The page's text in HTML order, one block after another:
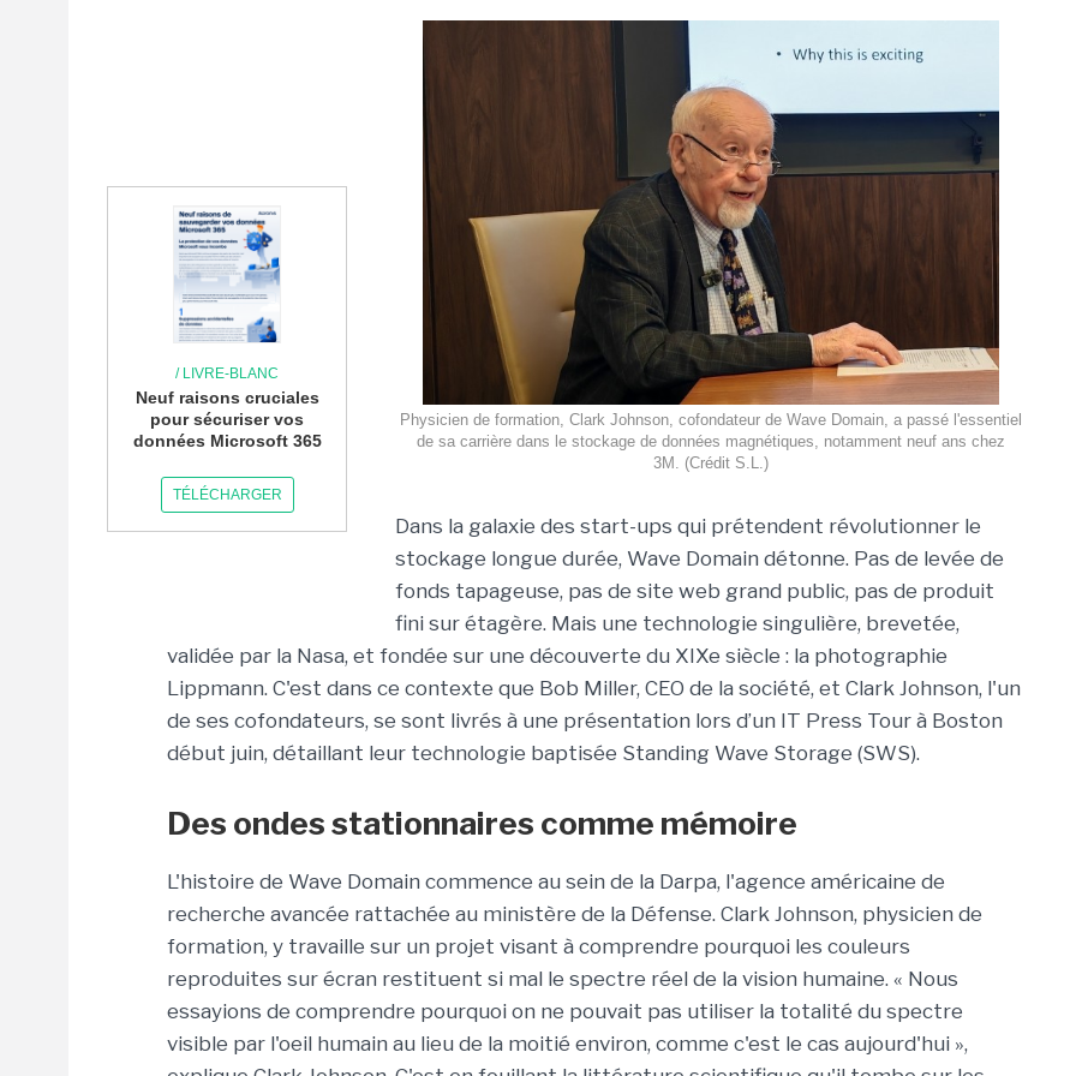
/ LIVRE-BLANC
Neuf raisons cruciales
pour sécuriser vos
données Microsoft 365
TÉLÉCHARGER
Physicien de formation, Clark Johnson, cofondateur de Wave Domain, a passé l'essentiel
de sa carrière dans le stockage de données magnétiques, notamment neuf ans chez
3M. (Crédit S.L.)
Dans la galaxie des start-ups qui prétendent révolutionner le
stockage longue durée, Wave Domain détonne. Pas de levée de
fonds tapageuse, pas de site web grand public, pas de produit
fini sur étagère. Mais une technologie singulière, brevetée,
validée par la Nasa, et fondée sur une découverte du XIXe siècle : la photographie
Lippmann. C'est dans ce contexte que Bob Miller, CEO de la société, et Clark Johnson, l'un
de ses cofondateurs, se sont livrés à une présentation lors d’un IT Press Tour à Boston
début juin, détaillant leur technologie baptisée Standing Wave Storage (SWS).
Des ondes stationnaires comme mémoire
L'histoire de Wave Domain commence au sein de la Darpa, l'agence américaine de
recherche avancée rattachée au ministère de la Défense. Clark Johnson, physicien de
formation, y travaille sur un projet visant à comprendre pourquoi les couleurs
reproduites sur écran restituent si mal le spectre réel de la vision humaine. « Nous
essayions de comprendre pourquoi on ne pouvait pas utiliser la totalité du spectre
visible par l'oeil humain au lieu de la moitié environ, comme c'est le cas aujourd'hui »,